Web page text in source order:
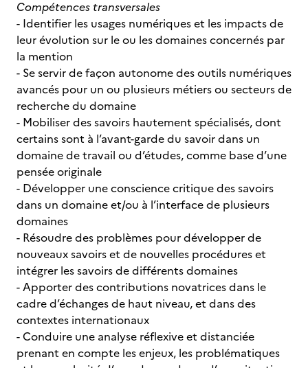
Compétences transversales
- Identifier les usages numériques et les impacts de
leur évolution sur le ou les domaines concernés par
la mention
- Se servir de façon autonome des outils numériques
avancés pour un ou plusieurs métiers ou secteurs de
recherche du domaine
- Mobiliser des savoirs hautement spécialisés, dont
certains sont à l’avant-garde du savoir dans un
domaine de travail ou d’études, comme base d’une
pensée originale
- Développer une conscience critique des savoirs
dans un domaine et/ou à l’interface de plusieurs
domaines
- Résoudre des problèmes pour développer de
nouveaux savoirs et de nouvelles procédures et
intégrer les savoirs de différents domaines
- Apporter des contributions novatrices dans le
cadre d’échanges de haut niveau, et dans des
contextes internationaux
- Conduire une analyse réflexive et distanciée
prenant en compte les enjeux, les problématiques